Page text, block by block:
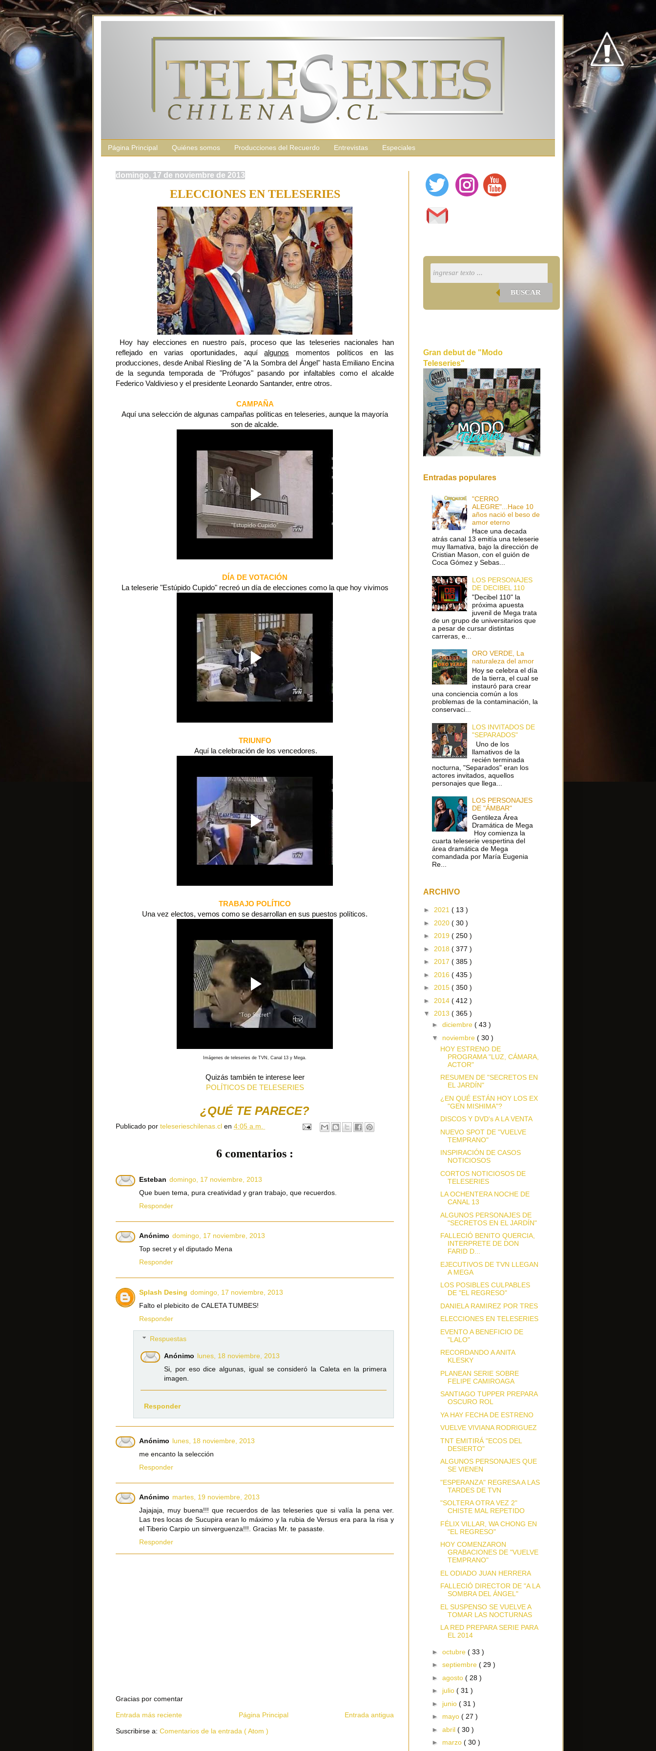
Página Principal Quiénes somos Producciones del Recuerdo Entrevistas Especiales
domingo, 17 de noviembre de 2013
ELECCIONES EN TELESERIES
Hoy hay elecciones en nuestro país, proceso que las teleseries nacionales han
reflejado en varias oportunidades, aquíalgunos momentos políticos en las
producciones, desde Anibal Riesling de "A la Sombra del Ángel" hasta Emiliano Encina
de la segunda temporada de "Prófugos" pasando por infaltables como el alcalde
Federico Valdivieso y el presidente Leonardo Santander, entre otros.
CAMPAÑA
Aquí una selección de algunas campañas políticas en teleseries, aunque la mayoría
son de alcalde.
DÍA DE VOTACIÓN
La teleserie "Estúpido Cupido" recreó un día de elecciones como la que hoy vivimos
TRIUNFO
Aquí la celebración de los vencedores.
TRABAJO POLÍTICO
Una vez electos, vemos como se desarrollan en sus puestos políticos.
Imágenes de teleseries de TVN, Canal 13 y Mega.
Quizás también te interese leer
POLÍTICOS DE TELESERIES
¿QUÉ TE PARECE?
Publicado por teleserieschilenas.cl en 4:05 a.m.
6 comentarios :
Esteban domingo, 17 noviembre, 2013
Que buen tema, pura creatividad y gran trabajo, que recuerdos.
Responder
Anónimo domingo, 17 noviembre, 2013
Top secret y el diputado Mena
Responder
Splash Desing domingo, 17 noviembre, 2013
Falto el plebicito de CALETA TUMBES!
Responder
Respuestas
Anónimo lunes, 18 noviembre, 2013
Si, por eso dice algunas, igual se consideró la Caleta en la primera
imagen.
Responder
Anónimo lunes, 18 noviembre, 2013
me encanto la selección
Responder
Anónimo martes, 19 noviembre, 2013
Jajajaja, muy buena!!! que recuerdos de las teleseries que si valía la pena ver.
Las tres locas de Sucupira eran lo máximo y la rubia de Versus era para la risa y
el Tiberio Carpio un sinverguenza!!!. Gracias Mr. te pasaste.
Responder
Gracias por comentar
Entrada más reciente Entrada antigua
Página Principal
Suscribirse a: Comentarios de la entrada ( Atom )
BUSCAR
Gran debut de "Modo
Teleseries"
Entradas populares
"CERRO
ALEGRE"...Hace 10
años nació el beso de
amor eterno
Hace una decada
atrás canal 13 emitía una teleserie
muy llamativa, bajo la dirección de
Cristian Mason, con el guión de
Coca Gómez y Sebas...
LOS PERSONAJES
DE DECIBEL 110
"Decibel 110" la
próxima apuesta
juvenil de Mega trata
de un grupo de universitarios que
a pesar de cursar distintas
carreras, e...
ORO VERDE, La
naturaleza del amor
Hoy se celebra el día
de la tierra, el cual se
instauró para crear
una conciencia común a los
problemas de la contaminación, la
conservaci...
LOS INVITADOS DE
"SEPARADOS"
Uno de los
llamativos de la
recién terminada
nocturna, "Separados" eran los
actores invitados, aquellos
personajes que llega...
LOS PERSONAJES
DE "ÁMBAR"
Gentileza Área
Dramática de Mega
Hoy comienza la
cuarta teleserie vespertina del
área dramática de Mega
comandada por María Eugenia
Re...
ARCHIVO
► 2021 ( 13 )
► 2020 ( 30 )
► 2019 ( 250 )
► 2018 ( 377 )
► 2017 ( 385 )
► 2016 ( 435 )
► 2015 ( 350 )
► 2014 ( 412 )
▼ 2013 ( 365 )
► diciembre ( 43 )
▼ noviembre ( 30 )
HOY ESTRENO DE
PROGRAMA "LUZ, CÁMARA,
ACTOR"
RESUMEN DE "SECRETOS EN
EL JARDÍN"
¿EN QUÉ ESTÁN HOY LOS EX
"GEN MISHIMA"?
DISCOS Y DVD's A LA VENTA
NUEVO SPOT DE "VUELVE
TEMPRANO"
INSPIRACIÓN DE CASOS
NOTICIOSOS
CORTOS NOTICIOSOS DE
TELESERIES
LA OCHENTERA NOCHE DE
CANAL 13
ALGUNOS PERSONAJES DE
"SECRETOS EN EL JARDÍN"
FALLECIÓ BENITO QUERCIA,
INTERPRETE DE DON
FARID D...
EJECUTIVOS DE TVN LLEGAN
A MEGA
LOS POSIBLES CULPABLES
DE "EL REGRESO"
DANIELA RAMIREZ POR TRES
ELECCIONES EN TELESERIES
EVENTO A BENEFICIO DE
"LALO"
RECORDANDO A ANITA
KLESKY
PLANEAN SERIE SOBRE
FELIPE CAMIROAGA
SANTIAGO TUPPER PREPARA
OSCURO ROL
YA HAY FECHA DE ESTRENO
VUELVE VIVIANA RODRIGUEZ
TNT EMITIRÁ "ECOS DEL
DESIERTO"
ALGUNOS PERSONAJES QUE
SE VIENEN
"ESPERANZA" REGRESA A LAS
TARDES DE TVN
"SOLTERA OTRA VEZ 2"
CHISTE MAL REPETIDO
FÉLIX VILLAR, WA CHONG EN
"EL REGRESO"
HOY COMENZARON
GRABACIONES DE "VUELVE
TEMPRANO"
EL ODIADO JUAN HERRERA
FALLECIÓ DIRECTOR DE "A LA
SOMBRA DEL ÁNGEL"
EL SUSPENSO SE VUELVE A
TOMAR LAS NOCTURNAS
LA RED PREPARA SERIE PARA
EL 2014
► octubre ( 33 )
► septiembre ( 29 )
► agosto ( 28 )
► julio ( 31 )
► junio ( 31 )
► mayo ( 27 )
► abril ( 30 )
► marzo ( 30 )